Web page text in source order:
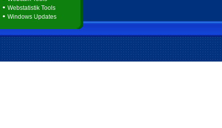
• Webstatistik Tools
• Windows Updates